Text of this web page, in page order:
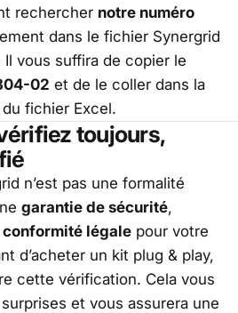
rechercher notre numéro
dans le fichier Synergrid
vous suffira de copier le
02 et de le coller dans la
fichier Excel.
toujours,
n’est pas une formalité
garantie de sécurité,
conformité légale pour votre
d’acheter un kit plug & play,
cette vérification. Cela vous
et vous assurera une